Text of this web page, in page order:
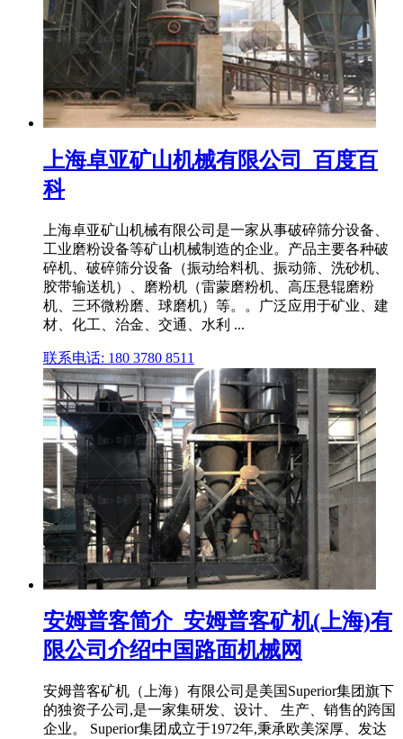
上海卓亚矿山机械有限公司_百度百
科
上海卓亚矿山机械有限公司是一家从事破碎筛分设备、
工业磨粉设备等矿山机械制造的企业。产品主要各种破
碎机、破碎筛分设备（振动给料机、振动筛、洗砂机、
胶带输送机）、磨粉机（雷蒙磨粉机、高压悬辊磨粉
机、三环微粉磨、球磨机）等。。广泛应用于矿业、建
材、化工、治金、交通、水利 ...
联系电话: 180 3780 8511
安姆普客简介_安姆普客矿机(上海)有
限公司介绍中国路面机械网
安姆普客矿机（上海）有限公司是美国Superior集团旗下
的独资子公司,是一家集研发、设计、 生产、销售的跨国
企业。 Superior集团成立于1972年,秉承欧美深厚、发达